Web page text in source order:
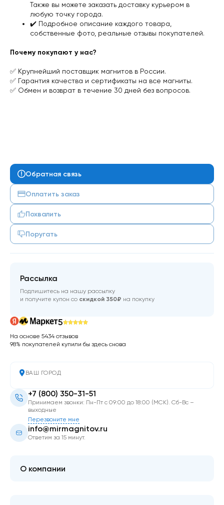
Также вы можете заказать доставку курьером в
любую точку города.
✔️️ Подробное описание каждого товара,
собственные фото, реальные отзывы покупателей.
Почему покупают у нас?
✅ Крупнейший поставщик магнитов в России.
✅ Гарантия качества и сертификаты на все магниты.
✅ Обмен и возврат в течение 30 дней без вопросов.
Обратная связь
Оплатить заказ
Похвалить
Поругать
ВАШ ГОРОД
+7 (800) 350-31-51
Принимаем звонки: Пн-Пт с 09:00 до 18:00 (МСК). Сб-Вс –
выходные
Перезвоните мне
info@mirmagnitov.ru
Ответим за 15 минут.
О компании
Рассылка
Подпишитесь на нашу рассылку
и получите купон со скидкой 350₽ на покупку
5
На основе 5434 отзывов
98% покупателей купили бы здесь снова